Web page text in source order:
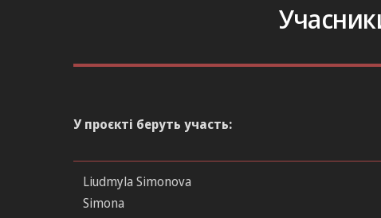
У проєкті беруть участь:
Liudmyla Simonova
Simona